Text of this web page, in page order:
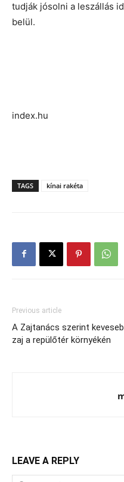
tudják jósolni a leszállás
belül.
index.hu
TAGS kínai rakéta
Previous article
A Zajtanács szerint
zaj a repülőtér környékén
LEAVE A REPLY